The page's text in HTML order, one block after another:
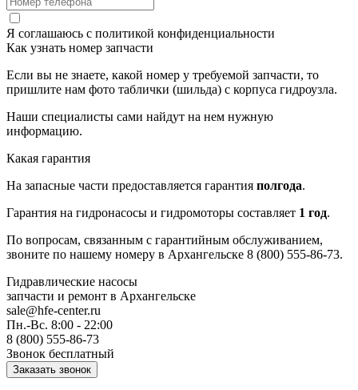
Я соглашаюсь с политикой конфиденциальности
Как узнать номер запчасти
Если вы не знаете, какой номер у требуемой запчасти, то
пришлите нам фото таблички (шильда) с корпуса гидроузла.
Наши специалисты сами найдут на нем нужную
информацию.
Какая гарантия
На запасные части предоставляется гарантия полгода.
Гарантия на гидронасосы и гидромоторы составляет 1 год.
По вопросам, связанным с гарантийным обслуживанием,
звоните по нашему номеру в Архангельске 8 (800) 555-86-73.
Гидравлические насосы
запчасти и ремонт в Архангельске
sale@hfe-center.ru
Пн.-Вс. 8:00 - 22:00
8 (800) 555-86-73
Звонок бесплатный